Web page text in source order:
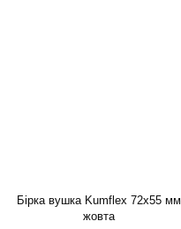
Бірка вушка Kumflex 72х55 мм
жовта